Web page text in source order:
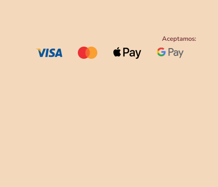
Aceptamos: